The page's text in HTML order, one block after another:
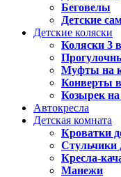
Беговелы
Детские
Детские коляски
Коляски 3
Муфты на
Конверты
Козырек
Автокресла
Детская комната
Кроватки
Стульчики
Кресла-
Манежи